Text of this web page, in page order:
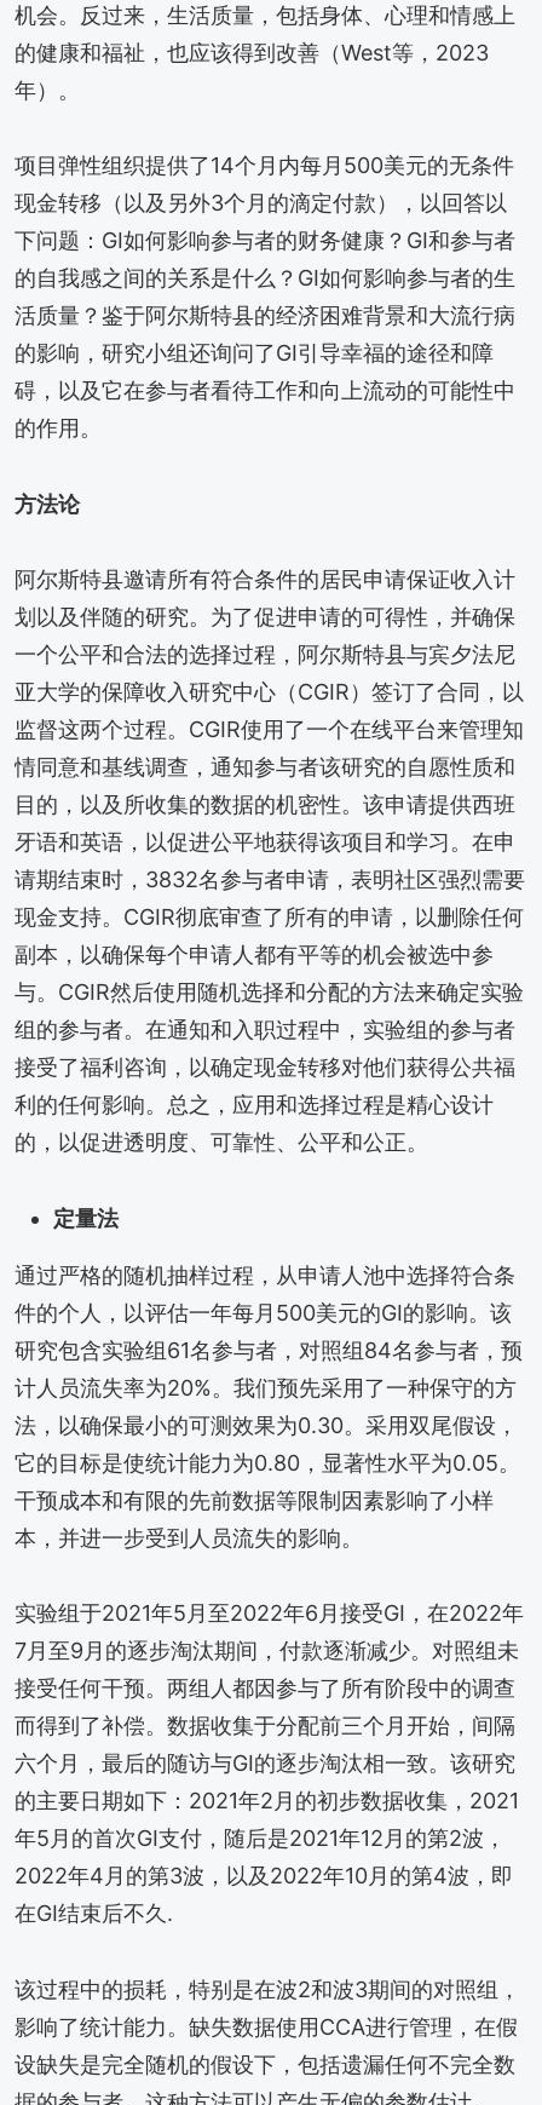
机会。反过来，生活质量，包括身体、心理和情感上
的健康和福祉，也应该得到改善（West等，2023
年）。
项目弹性组织提供了14个月内每月500美元的无条件
现金转移（以及另外3个月的滴定付款），以回答以
下问题：GI如何影响参与者的财务健康？GI和参与者
的自我感之间的关系是什么？GI如何影响参与者的生
活质量？鉴于阿尔斯特县的经济困难背景和大流行病
的影响，研究小组还询问了GI引导幸福的途径和障
碍，以及它在参与者看待工作和向上流动的可能性中
的作用。
方法论
阿尔斯特县邀请所有符合条件的居民申请保证收入计
划以及伴随的研究。为了促进申请的可得性，并确保
一个公平和合法的选择过程，阿尔斯特县与宾夕法尼
亚大学的保障收入研究中心（CGIR）签订了合同，以
监督这两个过程。CGIR使用了一个在线平台来管理知
情同意和基线调查，通知参与者该研究的自愿性质和
目的，以及所收集的数据的机密性。该申请提供西班
牙语和英语，以促进公平地获得该项目和学习。在申
请期结束时，3832名参与者申请，表明社区强烈需要
现金支持。CGIR彻底审查了所有的申请，以删除任何
副本，以确保每个申请人都有平等的机会被选中参
与。CGIR然后使用随机选择和分配的方法来确定实验
组的参与者。在通知和入职过程中，实验组的参与者
接受了福利咨询，以确定现金转移对他们获得公共福
利的任何影响。总之，应用和选择过程是精心设计
的，以促进透明度、可靠性、公平和公正。
定量法
通过严格的随机抽样过程，从申请人池中选择符合条
件的个人，以评估一年每月500美元的GI的影响。该
研究包含实验组61名参与者，对照组84名参与者，预
计人员流失率为20%。我们预先采用了一种保守的方
法，以确保最小的可测效果为0.30。采用双尾假设，
它的目标是使统计能力为0.80，显著性水平为0.05。
干预成本和有限的先前数据等限制因素影响了小样
本，并进一步受到人员流失的影响。
实验组于2021年5月至2022年6月接受GI，在2022年
7月至9月的逐步淘汰期间，付款逐渐减少。对照组未
接受任何干预。两组人都因参与了所有阶段中的调查
而得到了补偿。数据收集于分配前三个月开始，间隔
六个月，最后的随访与GI的逐步淘汰相一致。该研究
的主要日期如下：2021年2月的初步数据收集，2021
年5月的首次GI支付，随后是2021年12月的第2波，
2022年4月的第3波，以及2022年10月的第4波，即
在GI结束后不久.
该过程中的损耗，特别是在波2和波3期间的对照组，
影响了统计能力。缺失数据使用CCA进行管理，在假
设缺失是完全随机的假设下，包括遗漏任何不完全数